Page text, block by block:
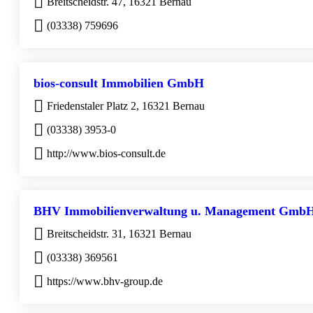
(03338) 759696
bios-consult Immobilien GmbH
Friedenstaler Platz 2, 16321 Bernau
(03338) 3953-0
http://www.bios-consult.de
BHV Immobilienverwaltung u. Management
Breitscheidstr. 31, 16321 Bernau
(03338) 369561
https://www.bhv-group.de